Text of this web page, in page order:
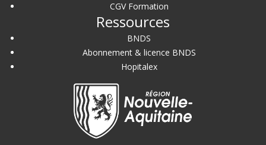
CGV Formation
Ressources
BNDS
Abonnement & licence BNDS
Hopitalex